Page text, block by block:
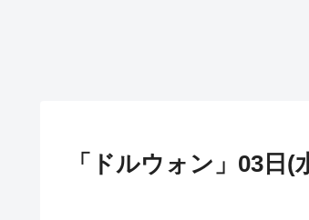
「ドルウォン」03日